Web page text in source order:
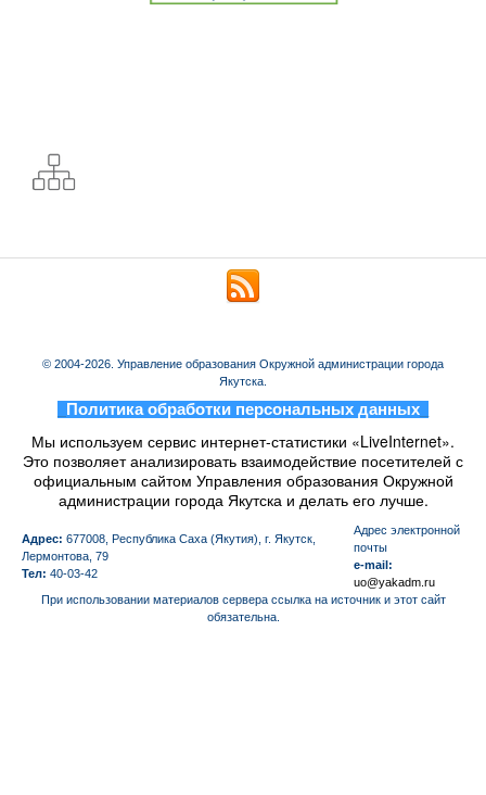
© 2004-2026. Управление образования Окружной администрации города
Якутска.
Политика обработки персональных данных
Мы используем сервис интернет-статистики «LiveInternet».
Это позволяет анализировать взаимодействие посетителей с
официальным сайтом Управления образования Окружной
администрации города Якутска и делать его лучше.
Адрес: 677008, Республика Саха (Якутия), г. Якутск,
Лермонтова, 79
Тел: 40-03-42
Aдрес электронной
почты
e-mail:
uo@yakadm.ru
При использовании материалов сервера ссылка на источник и этот сайт
обязательна.